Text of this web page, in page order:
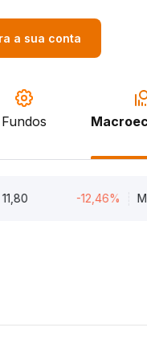
a sua conta
Fundos
-12,46% MGLU3